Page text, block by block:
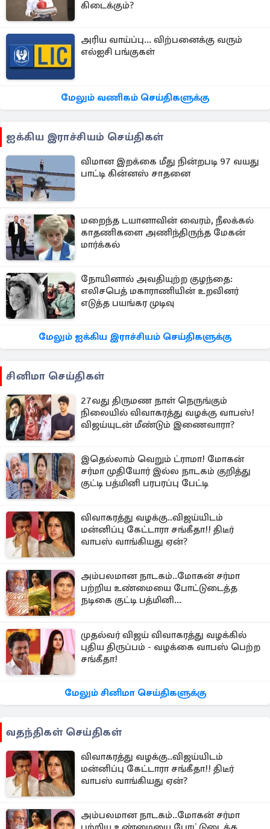
கிடைக்கும்?
அரிய வாய்ப்பு... விற்பனைக்கு வரும்
எல்ஐசி பங்குகள்
மேலும் வணிகம் செய்திகளுக்கு
ஐக்கிய இராச்சியம் செய்திகள்
விமான இறக்கை மீது நின்றபடி 97 வயது
பாட்டி கின்னஸ் சாதனை
மறைந்த டயானாவின் வைரம், நீலக்கல்
காதணிகளை அணிந்திருந்த மேகன்
மார்க்கல்
நோயினால் அவதியுற்ற குழந்தை:
எலிசபெத் மகாராணியின் உறவினர்
எடுத்த பயங்கர முடிவு
மேலும் ஐக்கிய இராச்சியம் செய்திகளுக்கு
சினிமா செய்திகள்
27வது திருமண நாள் நெருங்கும்
நிலையில் விவாகரத்து வழக்கு வாபஸ்!
விஜய்யுடன் மீண்டும் இணைவாரா?
இதெல்லாம் வெறும் ட்ராமா! மோகன்
சர்மா முதியோர் இல்ல நாடகம் குறித்து
குட்டி பத்மினி பரபரப்பு பேட்டி
விவாகரத்து வழக்கு..விஜய்யிடம்
மன்னிப்பு கேட்டாரா சங்கீதா!! திடீர்
வாபஸ் வாங்கியது ஏன்?
அம்பலமான நாடகம்..மோகன் சர்மா
பற்றிய உண்மையை போட்டுடைத்த
நடிகை குட்டி பத்மினி...
முதல்வர் விஜய் விவாகரத்து வழக்கில்
புதிய திருப்பம் - வழக்கை வாபஸ் பெற்ற
சங்கீதா!
மேலும் சினிமா செய்திகளுக்கு
வதந்திகள் செய்திகள்
விவாகரத்து வழக்கு..விஜய்யிடம்
மன்னிப்பு கேட்டாரா சங்கீதா!! திடீர்
வாபஸ் வாங்கியது ஏன்?
அம்பலமான நாடகம்..மோகன் சர்மா